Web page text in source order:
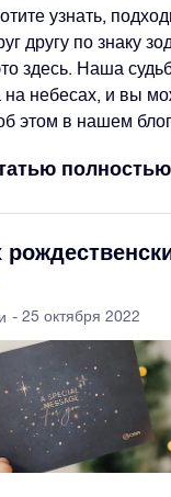
узнать,
другу по знаку
здесь. Наша
на небесах, и вы
этом в нашем
полностью
- 25 октября 2022